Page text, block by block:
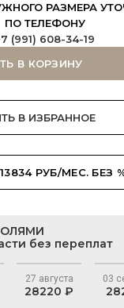
РАЗМЕРА
ПО ТЕЛЕФОНУ
(991) 608-34-19
В КОРЗИНУ
В ИЗБРАННОЕ
РУБ/МЕС. БЕЗ
без переплат
27 августа
28220 ₽
03